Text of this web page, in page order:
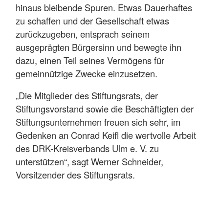
hinaus bleibende Spuren. Etwas Dauerhaftes
zu schaffen und der Gesellschaft etwas
zurückzugeben, entsprach seinem
ausgeprägten Bürgersinn und bewegte ihn
dazu, einen Teil seines Vermögens für
gemeinnützige Zwecke einzusetzen.
„Die Mitglieder des Stiftungsrats, der
Stiftungsvorstand sowie die Beschäftigten der
Stiftungsunternehmen freuen sich sehr, im
Gedenken an Conrad Keifl die wertvolle Arbeit
des DRK-Kreisverbands Ulm e. V. zu
unterstützen“, sagt Werner Schneider,
Vorsitzender des Stiftungsrats.